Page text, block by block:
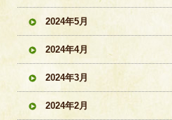
2024年5月
2024年4月
2024年3月
2024年2月